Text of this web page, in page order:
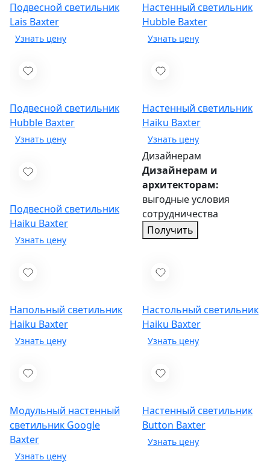
Подвесной светильник
Lais Baxter
Настенный светильник
Hubble Baxter
Подвесной светильник
Hubble Baxter
Настенный светильник
Haiku Baxter
Подвесной светильник
Haiku Baxter
Дизайнерам
Дизайнерам и
архитекторам:
выгодные условия
сотрудничества
Получить
Напольный светильник
Haiku Baxter
Настольный светильник
Haiku Baxter
Модульный настенный
светильник Google
Baxter
Настенный светильник
Button Baxter